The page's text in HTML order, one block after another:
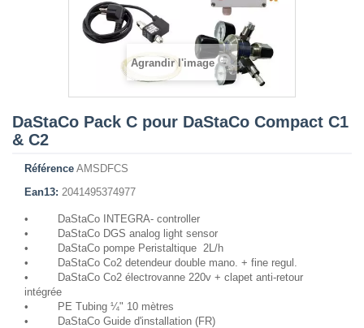
Agrandir l'image
DaStaCo Pack C pour DaStaCo Compact C1
& C2
Référence AMSDFCS
Ean13: 2041495374977
• DaStaCo INTEGRA- controller
• DaStaCo DGS analog light sensor
• DaStaCo pompe Peristaltique 2L/h
• DaStaCo Co2 detendeur double mano. + fine regul.
• DaStaCo Co2 électrovanne 220v + clapet anti-retour
intégrée
• PE Tubing ¼" 10 mètres
• DaStaCo Guide d'installation (FR)